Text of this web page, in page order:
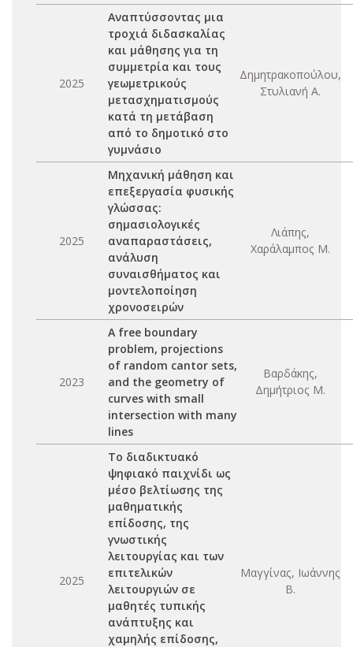
2025
Αναπτύσσοντας μια
τροχιά διδασκαλίας
και μάθησης για τη
συμμετρία και τους
γεωμετρικούς
μετασχηματισμούς
κατά τη μετάβαση
από το δημοτικό στο
γυμνάσιο
Δημητρακοπούλου,
Στυλιανή Α.
2025
Μηχανική μάθηση και
επεξεργασία φυσικής
γλώσσας:
σημασιολογικές
αναπαραστάσεις,
ανάλυση
συναισθήματος και
μοντελοποίηση
χρονοσειρών
Λιάπης,
Χαράλαμπος Μ.
2023
A free boundary
problem, projections
of random cantor sets,
and the geometry of
curves with small
intersection with many
lines
Βαρδάκης,
Δημήτριος Μ.
2025
Το διαδικτυακό
ψηφιακό παιχνίδι ως
μέσο βελτίωσης της
μαθηματικής
επίδοσης, της
γνωστικής
λειτουργίας και των
επιτελικών
λειτουργιών σε
μαθητές τυπικής
ανάπτυξης και
χαμηλής επίδοσης,
Μαγγίνας, Ιωάννης
Β.